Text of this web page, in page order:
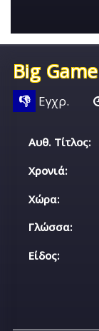
Big Game
👎 Εγχρ.
Αυθ. Τίτλος:
Χρονιά:
Χώρα:
Γλώσσα:
Είδος: